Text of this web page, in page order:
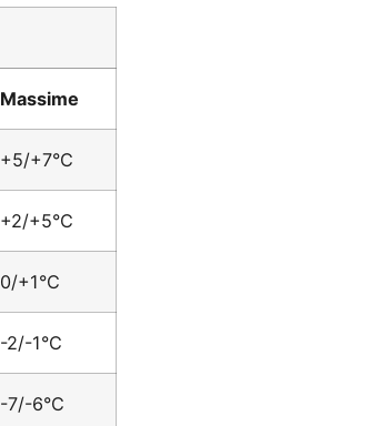
Massime
+5/+7°C
+2/+5°C
0/+1°C
-2/-1°C
-7/-6°C